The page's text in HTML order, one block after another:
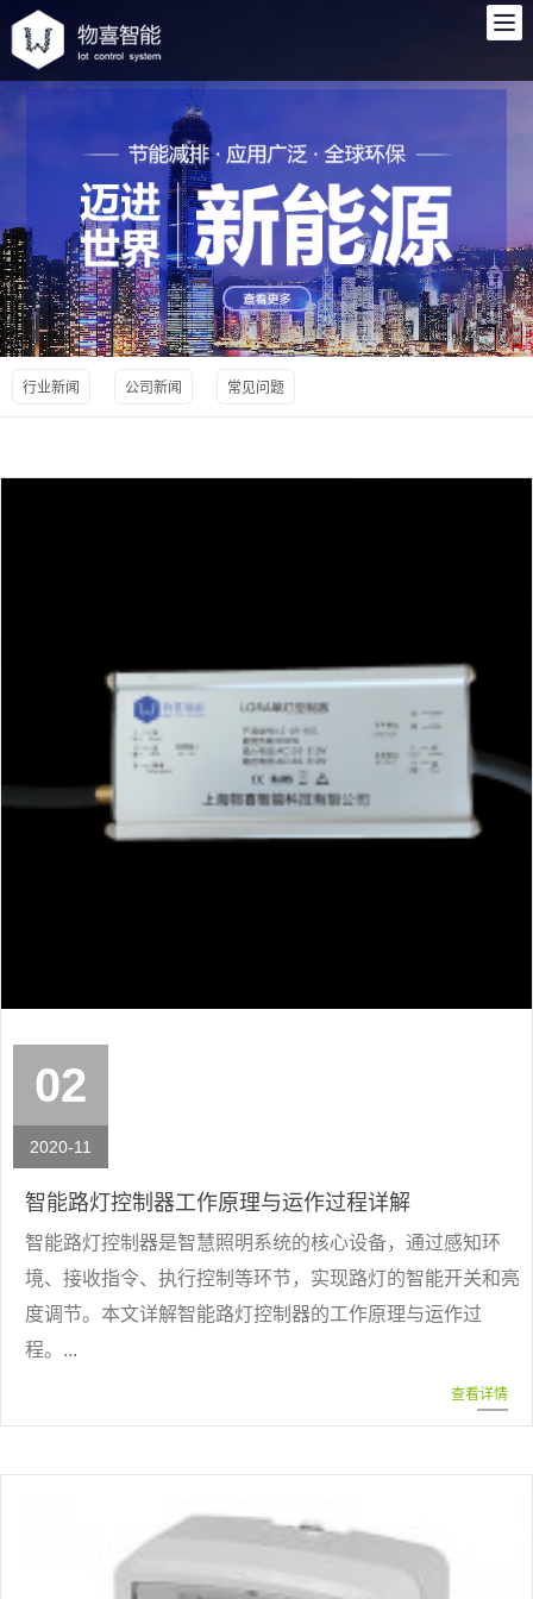
综合杆,单灯控制器,智慧路灯,智能路灯,智慧灯杆-物喜智能
行业新闻 公司新闻 常见问题
02
2020-11
智能路灯控制器工作原理与运作过程详解
智能路灯控制器是智慧照明系统的核心设备，通过感知环
境、接收指令、执行控制等环节，实现路灯的智能开关和亮
度调节。本文详解智能路灯控制器的工作原理与运作过
程。...
查看详情